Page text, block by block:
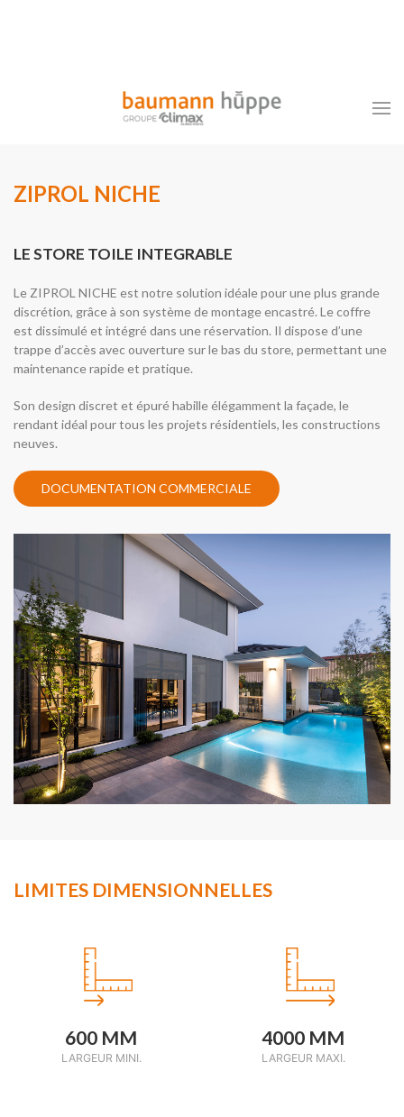
ZIPROL NICHE
LE STORE TOILE INTEGRABLE
Le ZIPROL NICHE est notre solution idéale pour une plus grande
discrétion, grâce à son système de montage encastré. Le coffre
est dissimulé et intégré dans une réservation. Il dispose d’une
trappe d’accès avec ouverture sur le bas du store, permettant une
maintenance rapide et pratique.
Son design discret et épuré habille élégamment la façade, le
rendant idéal pour tous les projets résidentiels, les constructions
neuves.
DOCUMENTATION COMMERCIALE
LIMITES DIMENSIONNELLES
600 MM
LARGEUR MINI.
4000 MM
LARGEUR MAXI.